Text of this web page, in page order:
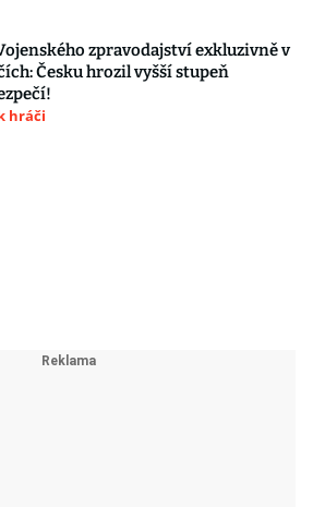
zpravodajství exkluzivně v
Česku hrozil vyšší stupeň
hráči